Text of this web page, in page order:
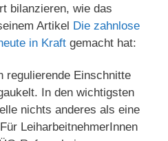
bilanzieren, wie das
Artikel Die zahnlose
in Kraft gemacht hat:
regulierende Einschnitte
In den wichtigsten
nichts anderes als eine
LeiharbeitnehmerInnen